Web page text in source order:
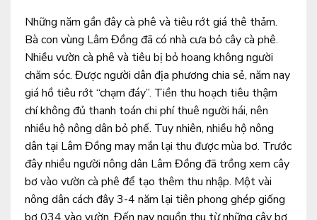
Những năm gần đây cà phê và tiêu rớt giá thê thảm.
Bà con vùng Lâm Đồng đã có nhà cưa bỏ cây cà phê.
Nhiều vườn cà phê và tiêu bị bỏ hoang không người
chăm sóc. Được người dân địa phương chia sẻ, năm nay
giá hồ tiêu rớt “chạm đáy”. Tiền thu hoạch tiêu thậm
chí không đủ thanh toán chi phí thuê người hái, nên
nhiều hộ nông dân bỏ phế. Tuy nhiên, nhiều hộ nông
dân tại Lâm Đồng may mắn lại thu được mùa bơ. Trước
đây nhiều người nông dân Lâm Đồng đã trồng xem cây
bơ vào vườn cà phê để tạo thêm thu nhập. Một vài
nông dân cách đây 3-4 năm lại tiên phong ghép giống